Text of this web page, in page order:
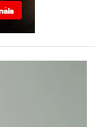
Zanin
lei que
em